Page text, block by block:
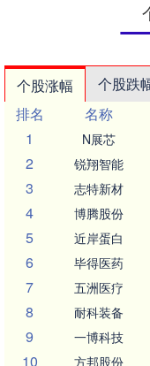
个股涨幅 个股跌
排名
名称
1
N展芯
2 锐翔智能
3 志特新材
4 博腾股份
5 近岸蛋白
6 毕得医药
7 五洲医疗
8 耐科装备
9 一博科技
10 方邦股份